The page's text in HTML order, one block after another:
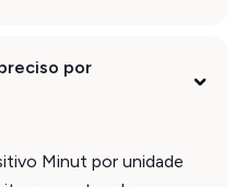
por
Minut por unidade